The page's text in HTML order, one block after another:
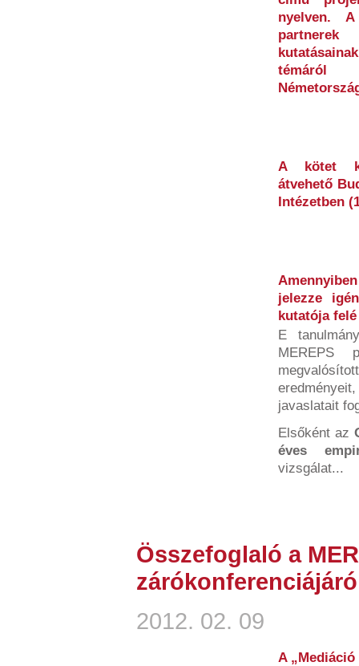
nyelven.
partnerek
témáról
A kötet
átvehető
Intézetben
jelezze
kutatója
E
MEREPS
javaslatait
Elsőként az
éves
vizsgálat...
Összefoglaló a
2012. 02. 09
A